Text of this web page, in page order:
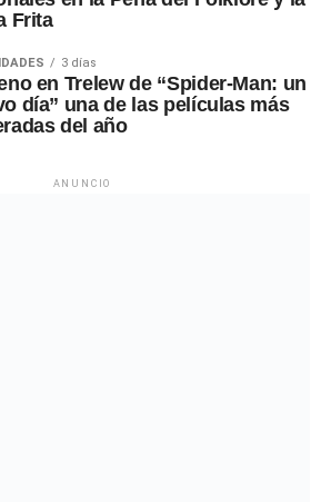
Frita
3 días
en Trelew de “Spider-Man: un
día” una de las películas más
del año
ANUNCIO